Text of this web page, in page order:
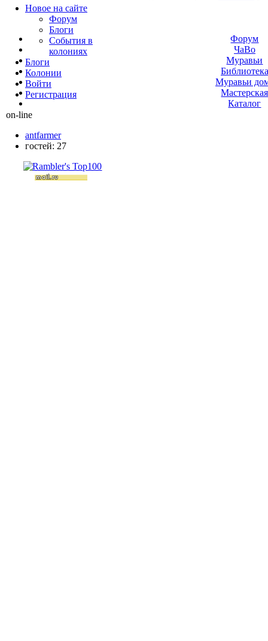
Новое на сайте
Форум
Блоги
События в
колониях
Блоги
Колонии
Войти
Peгиcтpaция
on-line
antfarmer
гостей: 27
Форум
ЧаВо
Муравьи
Библиотека
Муравьи
Мастерская
Каталог